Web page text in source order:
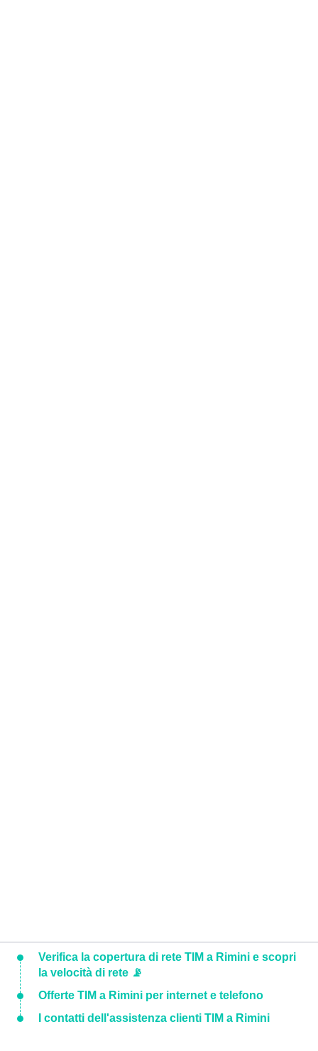
Verifica la copertura di rete TIM a Rimini e scopri
la velocità di rete 📡
Offerte TIM a Rimini per internet e telefono
I contatti dell'assistenza clienti TIM a Rimini